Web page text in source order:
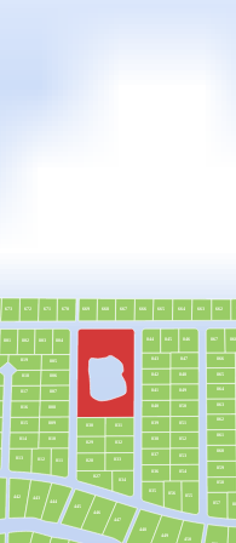
442 443
444
445
446
447
448
449
450
662
663
664
665
666
667
668
669
670
671
672
673
801 802 803 804
805
806
807
808
809
810
811
812
813
814
815
816
817
818
819
827
828
829
830 831
832
833
834
835
836
837
838
839
840
841
842
843
844 845 846
847
848
849
850
851
852
853
854
855
856
857
858
859
860
861
862
863
864
865
866
867 868